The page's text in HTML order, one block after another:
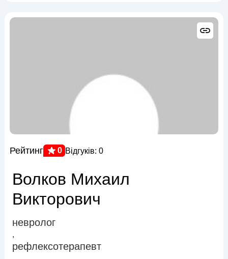
Рейтинг 0 Відгуків: 0
Волков Михаил
Викторович
невролог
,
рефлексотерапевт